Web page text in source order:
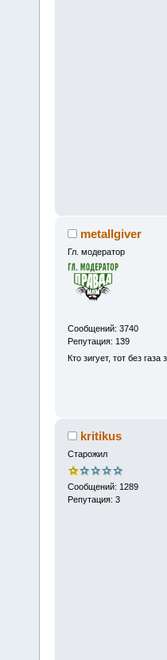
metallgiver
Гл. модератор
Сообщений: 3740
Репутация: 139
Кто зигует, тот без газа
kritikus
Старожил
Сообщений: 1289
Репутация: 3